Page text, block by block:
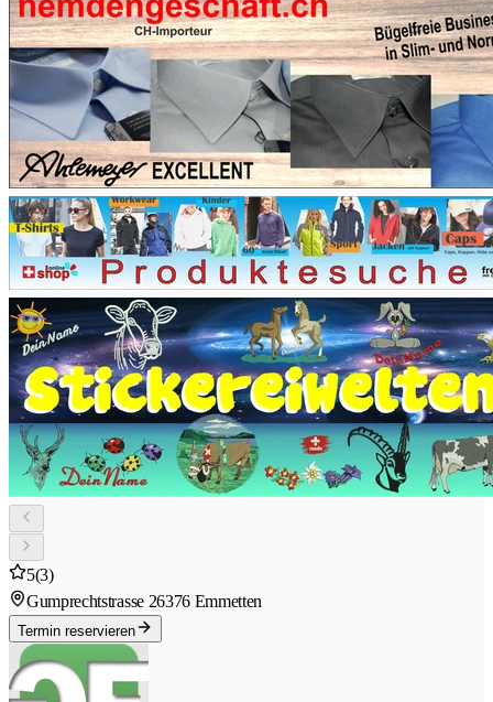
5(3)
Gumprechtstrasse 26376 Emmetten
Termin reservieren